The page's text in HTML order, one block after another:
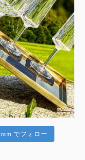
でフォロー